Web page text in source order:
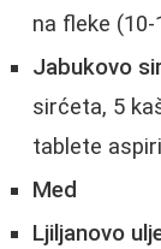
na fleke
Jabukovo
sirćeta, 5
tablete
Med
Ljiljanovo